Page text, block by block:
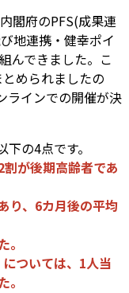
閣府のPFS(成果連
地連携・健幸ポイ
んできました。こ
められましたの
ラインでの開催が決
の4点です。
が後期高齢者であ
り、6カ月後の平均
ついては、1人当